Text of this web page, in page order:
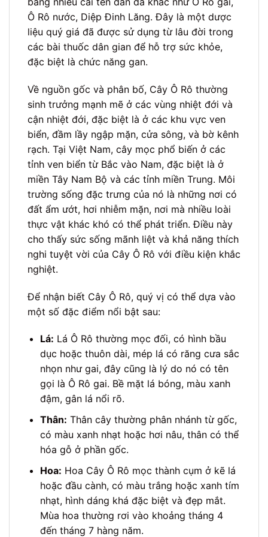
Ô Rô nước, Diệp Đinh Lăng. Đây là một dược
liệu quý giá đã được sử dụng từ lâu đời trong
các bài thuốc dân gian để hỗ trợ sức khỏe,
đặc biệt là chức năng gan.
Về nguồn gốc và phân bố, Cây Ô Rô thường
sinh trưởng mạnh mẽ ở các vùng nhiệt đới và
cận nhiệt đới, đặc biệt là ở các khu vực ven
biển, đầm lầy ngập mặn, cửa sông, và bờ kênh
rạch. Tại Việt Nam, cây mọc phổ biến ở các
tỉnh ven biển từ Bắc vào Nam, đặc biệt là ở
miền Tây Nam Bộ và các tỉnh miền Trung. Môi
trường sống đặc trưng của nó là những nơi có
đất ẩm ướt, hơi nhiễm mặn, nơi mà nhiều loài
thực vật khác khó có thể phát triển. Điều này
cho thấy sức sống mãnh liệt và khả năng thích
nghi tuyệt vời của Cây Ô Rô với điều kiện khắc
nghiệt.
Để nhận biết Cây Ô Rô, quý vị có thể dựa vào
một số đặc điểm nổi bật sau:
Lá: Lá Ô Rô thường mọc đối, có hình bầu
dục hoặc thuôn dài, mép lá có răng cưa sắc
nhọn như gai, đây cũng là lý do nó có tên
gọi là Ô Rô gai. Bề mặt lá bóng, màu xanh
đậm, gân lá nổi rõ.
Thân: Thân cây thường phân nhánh từ gốc,
có màu xanh nhạt hoặc hơi nâu, thân có thể
hóa gỗ ở phần gốc.
Hoa: Hoa Cây Ô Rô mọc thành cụm ở kẽ lá
hoặc đầu cành, có màu trắng hoặc xanh tím
nhạt, hình dáng khá đặc biệt và đẹp mắt.
Mùa hoa thường rơi vào khoảng tháng 4
đến tháng 7 hàng năm.